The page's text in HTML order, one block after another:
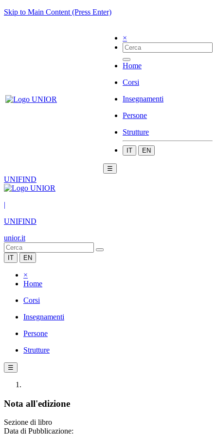
Skip to Main Content (Press Enter)
×
Home
Corsi
Insegnamenti
Persone
Strutture
IT EN
☰
UNIFIND
|
UNIFIND
unior.it
IT EN
×
Home
Corsi
Insegnamenti
Persone
Strutture
☰
Nota all'edizione
Sezione di libro
Data di Pubblicazione: